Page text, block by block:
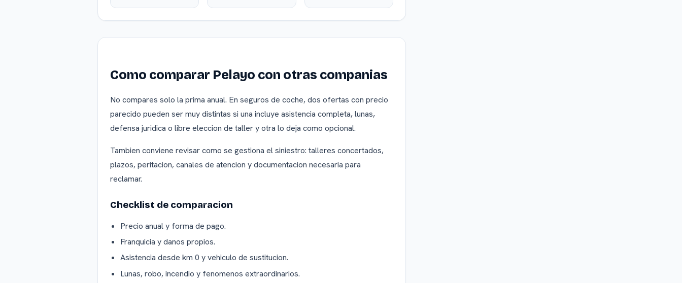
Como comparar Pelayo con otras companias
No compares solo la prima anual. En seguros de coche, dos ofertas con precio
parecido pueden ser muy distintas si una incluye asistencia completa, lunas,
defensa juridica o libre eleccion de taller y otra lo deja como opcional.
Tambien conviene revisar como se gestiona el siniestro: talleres concertados,
plazos, peritacion, canales de atencion y documentacion necesaria para
reclamar.
Checklist de comparacion
Precio anual y forma de pago.
Franquicia y danos propios.
Asistencia desde km 0 y vehiculo de sustitucion.
Lunas, robo, incendio y fenomenos extraordinarios.